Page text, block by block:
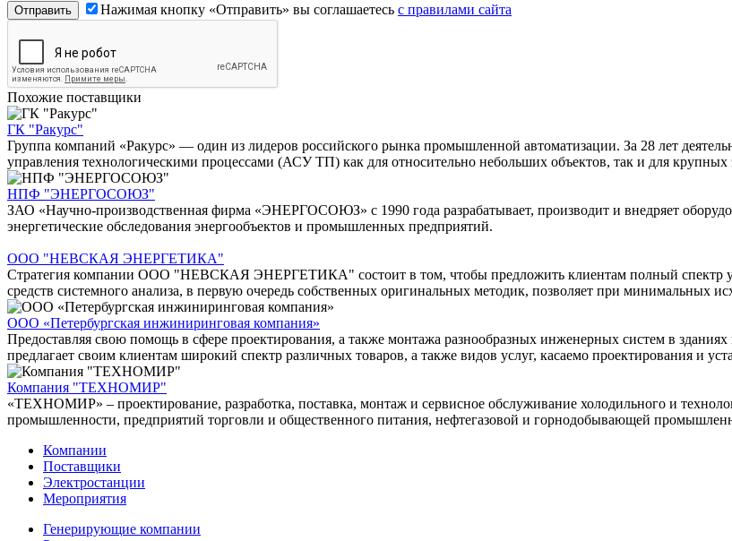
Нажимая кнопку «Отправить» вы соглашаетесь с правилами сайта
Похожие поставщики
ГК "Ракурс"
Группа компаний «Ракурс» — один из лидеров российского рынка промышленной автоматизации. За 28 лет
управления технологическими процессами (АСУ ТП) как для относительно небольших объектов, так и для крупных
НПФ "ЭНЕРГОСОЮЗ"
ЗАО «Научно-производственная фирма «ЭНЕРГОСОЮЗ» с 1990 года разрабатывает, производит и внедряет
энергетические обследования энергообъектов и промышленных предприятий.
ООО "НЕВСКАЯ ЭНЕРГЕТИКА"
Стратегия компании ООО "НЕВСКАЯ ЭНЕРГЕТИКА" состоит в том, чтобы предложить клиентам полный спектр
средств системного анализа, в первую очередь собственных оригинальных методик, позволяет при минимальных
ООО «Петербургская инжиниринговая компания»
Предоставляя свою помощь в сфере проектирования, а также монтажа разнообразных инженерных систем в
предлагает своим клиентам широкий спектр различных товаров, а также видов услуг, касаемо проектирования и
Компания "ТЕХНОМИР"
«ТЕХНОМИР» – проектирование, разработка, поставка, монтаж и сервисное обслуживание холодильного и
промышленности, предприятий торговли и общественного питания, нефтегазовой и горнодобывающей
Компании
Поставщики
Электростанции
Мероприятия
Генерирующие компании